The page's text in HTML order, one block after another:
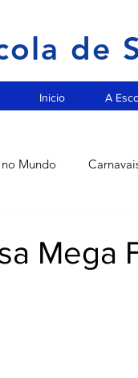
de
Inicio A
Mundo
Mega